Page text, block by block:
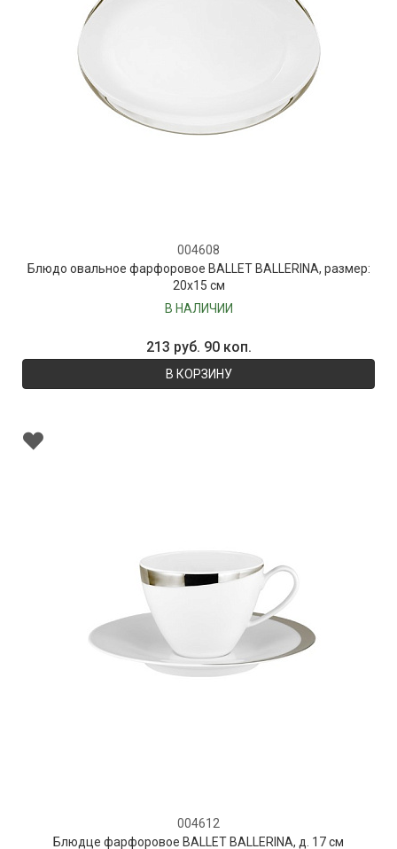
004608
Блюдо овальное фарфоровое BALLET BALLERINA, размер:
20x15 см
В НАЛИЧИИ
213 руб. 90 коп.
В КОРЗИНУ
004612
Блюдце фарфоровое BALLET BALLERINA, д. 17 см